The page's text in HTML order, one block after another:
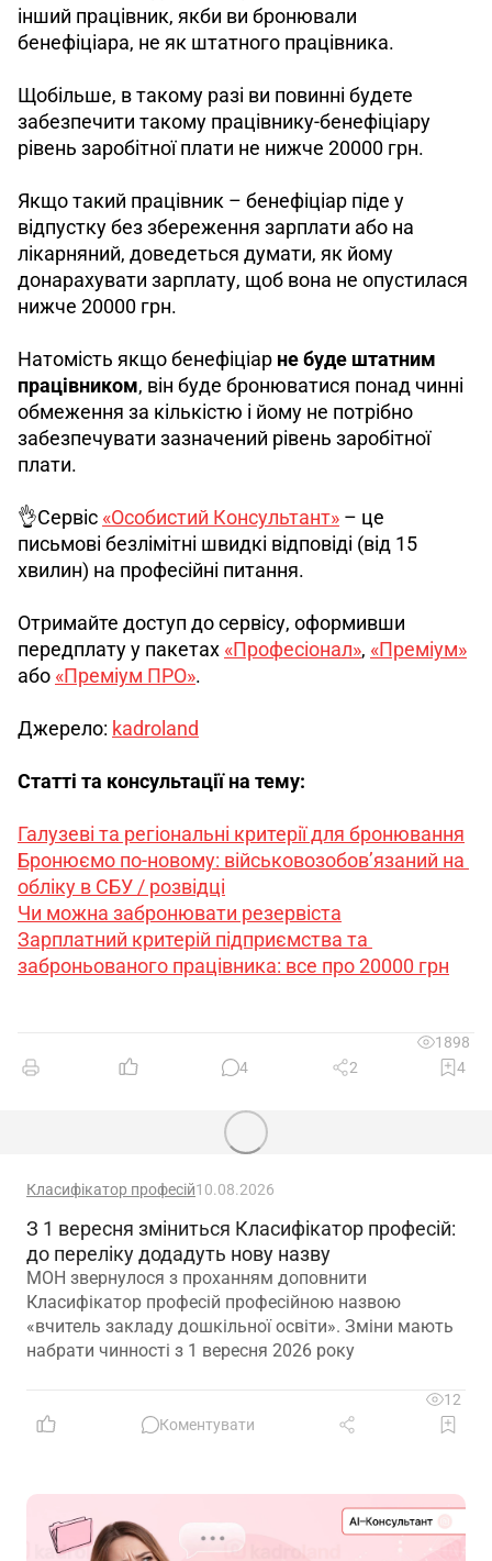
інший працівник, якби ви бронювали
бенефіціара, не як штатного працівника.
Щобільше, в такому разі ви повинні будете
забезпечити такому працівнику-бенефіціару
рівень заробітної плати не нижче 20000 грн.
Якщо такий працівник – бенефіціар піде у
відпустку без збереження зарплати або на
лікарняний, доведеться думати, як йому
донарахувати зарплату, щоб вона не опустилася
нижче 20000 грн.
Натомість якщо бенефіціар не буде штатним
працівником, він буде бронюватися понад чинні
обмеження за кількістю і йому не потрібно
забезпечувати зазначений рівень заробітної
плати.
👌Сервіс «Особистий Консультант» – це
письмові безлімітні швидкі відповіді (від 15
хвилин) на професійні питання.
Отримайте доступ до сервісу, оформивши
передплату у пакетах «Професіонал», «Преміум»
або «Преміум ПРО».
Джерело: kadroland
Статті та консультації на тему:
Галузеві та регіональні критерії для бронювання
Бронюємо по-новому: військовозобов’язаний на
обліку в СБУ / розвідці
Чи можна забронювати резервіста
Зарплатний критерій підприємства та
заброньованого працівника: все про 20000 грн
1898
4
2 4
Класифікатор професій10.08.2026
З 1 вересня зміниться Класифікатор професій:
до переліку додадуть нову назву
МОН звернулося з проханням доповнити
Класифікатор професій професійною назвою
«вчитель закладу дошкільної освіти». Зміни мають
набрати чинності з 1 вересня 2026 року
12
Коментувати